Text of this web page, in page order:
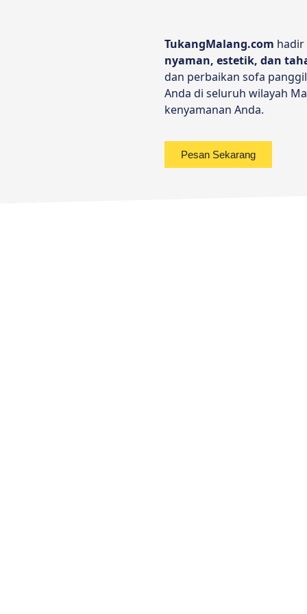
TukangMalang.com hadir
nyaman, estetik, dan
dan perbaikan sofa
Anda di seluruh wilayah
kenyamanan Anda.
Pesan Sekarang